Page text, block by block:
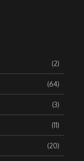
(2)
(64)
(3)
(11)
(20)